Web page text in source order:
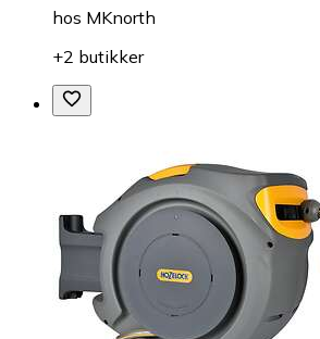
hos MKnorth
+2 butikker